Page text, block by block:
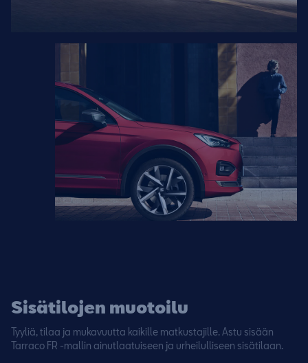
Sisätilojen muotoilu
Tyyliä, tilaa ja mukavuutta kaikille matkustajille. Astu sisään
Tarraco FR -mallin ainutlaatuiseen ja urheilulliseen sisätilaan.